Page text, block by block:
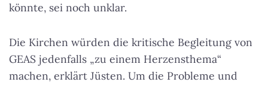
könnte, sei noch unklar.
Die Kirchen würden die kritische Begleitung von
GEAS jedenfalls „zu einem Herzensthema“
machen, erklärt Jüsten. Um die Probleme und